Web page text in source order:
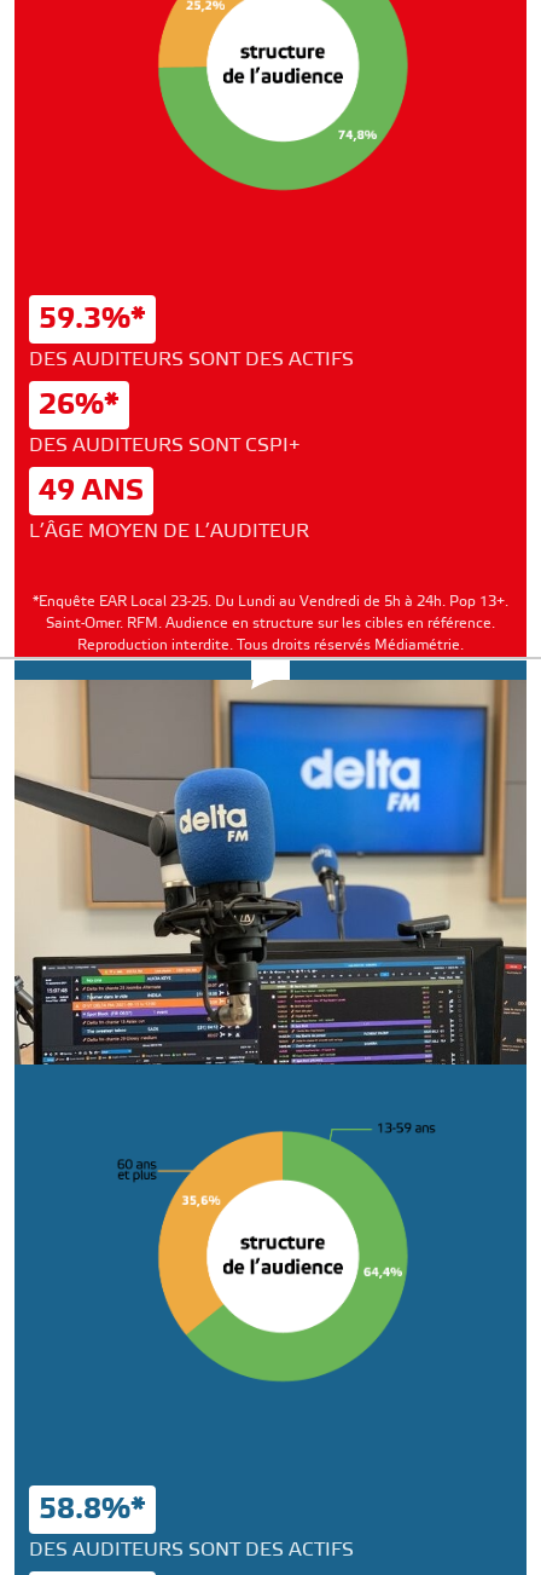
59.3%*
DES AUDITEURS SONT DES ACTIFS
26%*
DES AUDITEURS SONT CSPI+
49 ANS
L’ÂGE MOYEN DE L’AUDITEUR
*Enquête EAR Local 23-25. Du Lundi au Vendredi de 5h à 24h. Pop 13+.
Saint-Omer. RFM. Audience en structure sur les cibles en référence.
Reproduction interdite. Tous droits réservés Médiamétrie.
58.8%*
DES AUDITEURS SONT DES ACTIFS